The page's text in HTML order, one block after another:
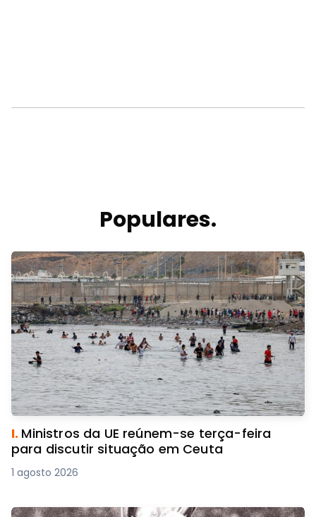
Populares.
I. Ministros da UE reúnem-se terça-feira
para discutir situação em Ceuta
1 agosto 2026